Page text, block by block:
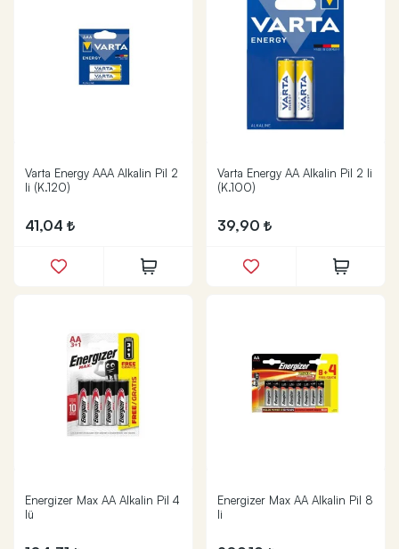
Varta Energy AAA Alkalin Pil 2
li (K.120)
41,04
Varta Energy AA Alkalin Pil 2 li
(K.100)
39,90
Energizer Max AA Alkalin Pil 4
lü
Energizer Max AA Alkalin Pil 8
li